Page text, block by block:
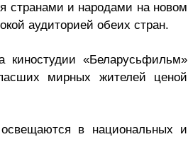
странами и народами на новом
аудиторией обеих стран.
«Беларусьфильм»
мирных жителей ценой
в национальных и